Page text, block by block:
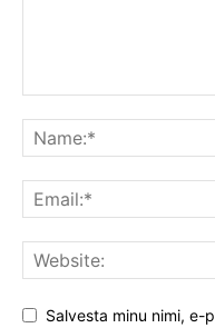
Salvesta minu nimi, e-